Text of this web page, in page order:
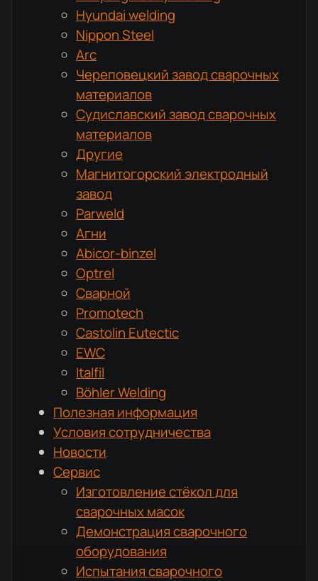
Hyundai welding
Nippon Steel
Arc
Череповецкий завод сварочных
материалов
Судиславский завод сварочных
материалов
Другие
Магнитогорский электродный
завод
Parweld
Агни
Abicor-binzel
Optrel
Сварной
Promotech
Castolin Eutectic
EWC
Italfil
Böhler Welding
Полезная информация
Условия сотрудничества
Новости
Сервис
Изготовление стёкол для
сварочных масок
Демонстрация сварочного
оборудования
Испытания сварочного